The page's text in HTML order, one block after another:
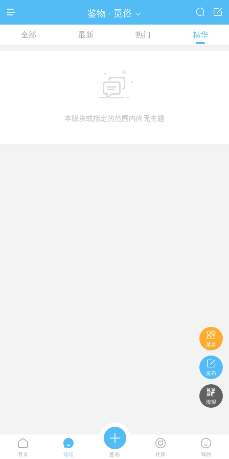
 鉴物 · 觅俗  

全部 最新 热门 精华

本版块或指定的范围内尚无主题

菜单

发布

海报

首页

论坛

发布

社团

我的